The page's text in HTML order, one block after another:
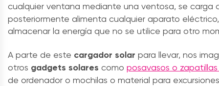
cualquier ventana mediante una ventosa, se carga
posteriormente alimenta cualquier aparato
almacenar la energía que no se utilice para otro
A parte de este cargador solar para llevar, nos
otros gadgets solares como posavasos o
de ordenador o mochilas o material para